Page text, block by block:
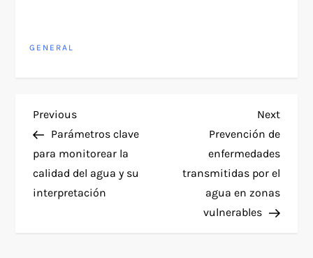
GENERAL
P
o
s
Previous
Post
Previous
Parámetros clave
para monitorear la
calidad del agua y su
interpretación
Next
Post
Next
Prevención de
enfermedades
transmitidas por el
agua en zonas
vulnerables